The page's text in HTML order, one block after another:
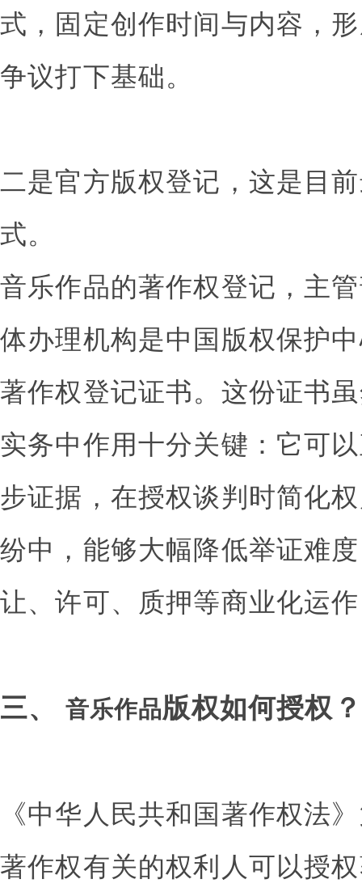
式，固定创作时间与内容，
争议打下基础。
二是官方版权登记，这是目
式。
音乐作品的著作权登记，主
体办理机构是中国版权保护
著作权登记证书。这份证书
实务中作用十分关键：它可
步证据，在授权谈判时简化
纷中，能够大幅降低举证难
让、许可、质押等商业化运
三、 音乐作品版权如何授权？
《中华人民共和国著作权法
著作权有关的权利人可以授